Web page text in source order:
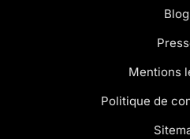
Blog
Mentions
Politique de